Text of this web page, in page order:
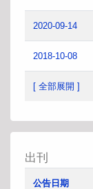
2020-09-14
2018-10-08
[ 全部展開 ]
出刊
公告日期